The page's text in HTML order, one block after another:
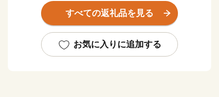
出水麓武家屋敷群(国の重要伝統的建造物保存地区に選
定)などを有しており、往時の面影が今も残る「ツルと
すべての返礼品を見る
お気に入りに追加する